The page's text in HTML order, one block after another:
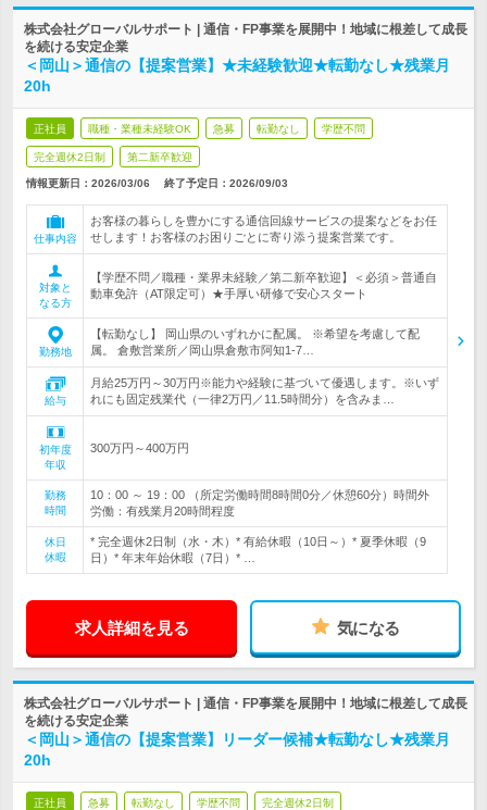
株式会社グローバルサポート | 通信・FP事業を展開中！地域に根差して成長
を続ける安定企業
＜岡山＞通信の【提案営業】★未経験歓迎★転勤なし★残業月
20h
正社員 職種・業種未経験OK 急募 転勤なし 学歴不問
完全週休2日制 第二新卒歓迎
情報更新日：2026/03/06 終了予定日： 2026/09/03
仕事内容
お客様の暮らしを豊かにする通信回線サービスの提案などをお任
せします！お客様のお困りごとに寄り添う提案営業です。
対象と
なる方
【学歴不問／職種・業界未経験／第二新卒歓迎】＜必須＞普通自
動車免許（AT限定可）★手厚い研修で安心スタート
勤務地
【転勤なし】 岡山県のいずれかに配属。 ※希望を考慮して配
属。 倉敷営業所／岡山県倉敷市阿知1-7…
給与
月給25万円～30万円※能力や経験に基づいて優遇します。※いず
れにも固定残業代（一律2万円／11.5時間分）を含みま…
初年度
年収
300万円～400万円
勤務
時間
10：00 ～ 19：00 （所定労働時間8時間0分／休憩60分）時間外
労働：有残業月20時間程度
休日
休暇
* 完全週休2日制（水・木）* 有給休暇（10日～）* 夏季休暇（9
日）* 年末年始休暇（7日）* …
求人詳細を見る 気になる
株式会社グローバルサポート | 通信・FP事業を展開中！地域に根差して成長
を続ける安定企業
＜岡山＞通信の【提案営業】リーダー候補★転勤なし★残業月
20h
正社員 急募 転勤なし 学歴不問 完全週休2日制